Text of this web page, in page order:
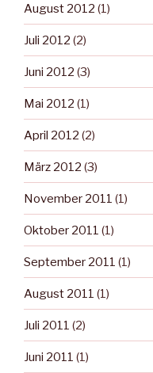
August 2012 (1)
Juli 2012 (2)
Juni 2012 (3)
Mai 2012 (1)
April 2012 (2)
März 2012 (3)
November 2011 (1)
Oktober 2011 (1)
September 2011 (1)
August 2011 (1)
Juli 2011 (2)
Juni 2011 (1)